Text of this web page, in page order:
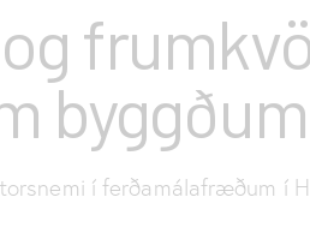
byggðum
í ferðamálafræðum í